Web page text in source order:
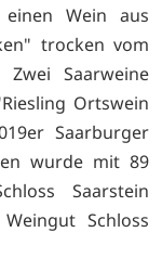
Wein aus
trocken vom
Zwei Saarweine
Ortswein
Saarburger
wurde mit 89
Saarstein
Schloss